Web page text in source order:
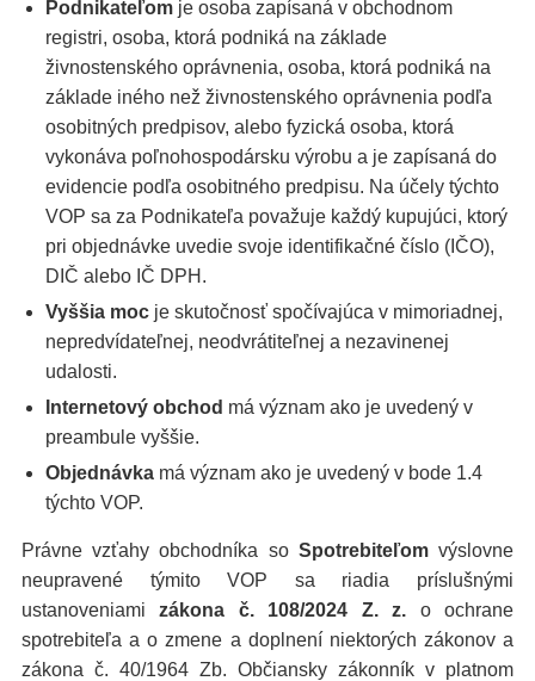
Podnikateľom je osoba zapísaná v obchodnom
registri, osoba, ktorá podniká na základe
živnostenského oprávnenia, osoba, ktorá podniká na
základe iného než živnostenského oprávnenia podľa
osobitných predpisov, alebo fyzická osoba, ktorá
vykonáva poľnohospodársku výrobu a je zapísaná do
evidencie podľa osobitného predpisu. Na účely týchto
VOP sa za Podnikateľa považuje každý kupujúci, ktorý
pri objednávke uvedie svoje identifikačné číslo (IČO),
DIČ alebo IČ DPH.
Vyššia moc je skutočnosť spočívajúca v mimoriadnej,
nepredvídateľnej, neodvrátiteľnej a nezavinenej
udalosti.
Internetový obchod má význam ako je uvedený v
preambule vyššie.
Objednávka má význam ako je uvedený v bode 1.4
týchto VOP.
Právne vzťahy obchodníka so Spotrebiteľomvýslovne
neupravené týmito VOP sa riadia príslušnými
ustanoveniamizákona č. 108/2024 Z. z. o ochrane
spotrebiteľa a o zmene a doplnení niektorých zákonov a
zákona č. 40/1964 Zb. Občiansky zákonník v platnom